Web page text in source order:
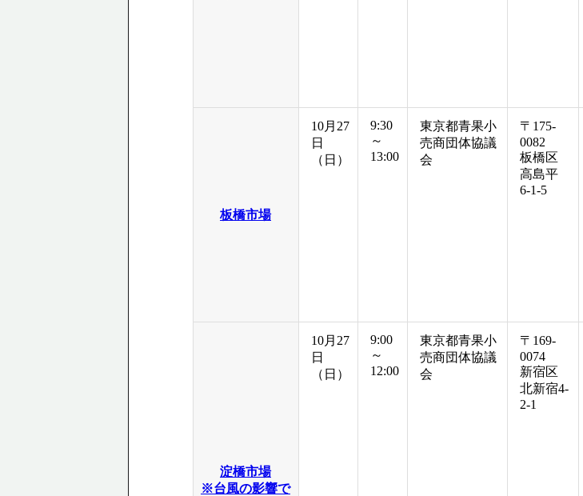
板橋市場
10月27
日
（日）
9:30
～
13:00
東京都青果小
売商団体協議
会
〒175-
0082
板橋区
高島平
6-1-5
淀橋市場
※台風の影響で
10月27
日
（日）
9:00
～
12:00
東京都青果小
売商団体協議
会
〒169-
0074
新宿区
北新宿4-
2-1